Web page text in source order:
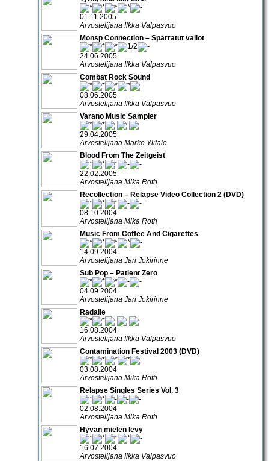
01.11.2005
Arvostelijana Ilkka Valpasvuo
Monsp Connection – Sparratut valiot
24.06.2005
Arvostelijana Ilkka Valpasvuo
Combat Rock Sound
08.06.2005
Arvostelijana Ilkka Valpasvuo
Varano Music Sampler
29.04.2005
Arvostelijana Marko Ylitalo
Blood From The Zeitgeist
22.02.2005
Arvostelijana Mika Roth
Recollection – Relapse Video Collection 2 (DVD)
08.10.2004
Arvostelijana Mika Roth
Music From Coffee And Cigarettes
14.09.2004
Arvostelijana Jari Jokirinne
Sub Pop – Patient Zero
04.09.2004
Arvostelijana Jari Jokirinne
Radalle
16.08.2004
Arvostelijana Ilkka Valpasvuo
Contamination Festival 2003 (DVD)
03.08.2004
Arvostelijana Mika Roth
Relapse Singles Series Vol. 3
02.08.2004
Arvostelijana Mika Roth
Hyvän mielen levy
16.07.2004
Arvostelijana Ilkka Valpasvuo